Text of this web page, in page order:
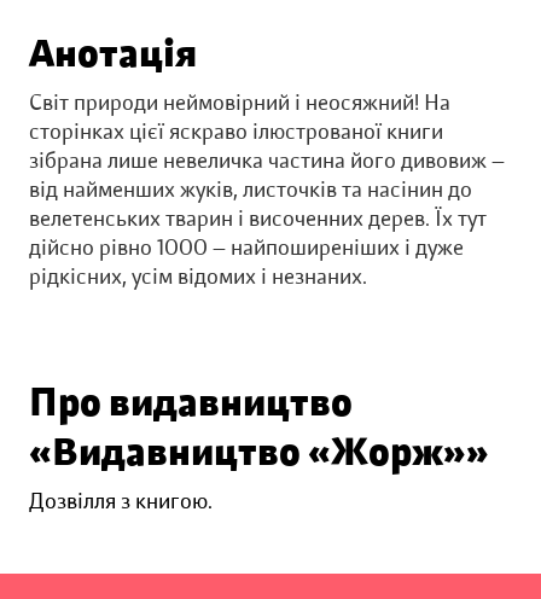
Анотація
Світ природи неймовірний і неосяжний! На
сторінках цієї яскраво ілюстрованої книги
зібрана лише невеличка частина його дивовиж —
від найменших жуків, листочків та насінин до
велетенських тварин і височенних дерев. Їх тут
дійсно рівно 1000 — найпоширеніших і дуже
рідкісних, усім відомих і незнаних.
Про видавництво
«Видавництво «Жорж»»
Дозвілля з книгою.